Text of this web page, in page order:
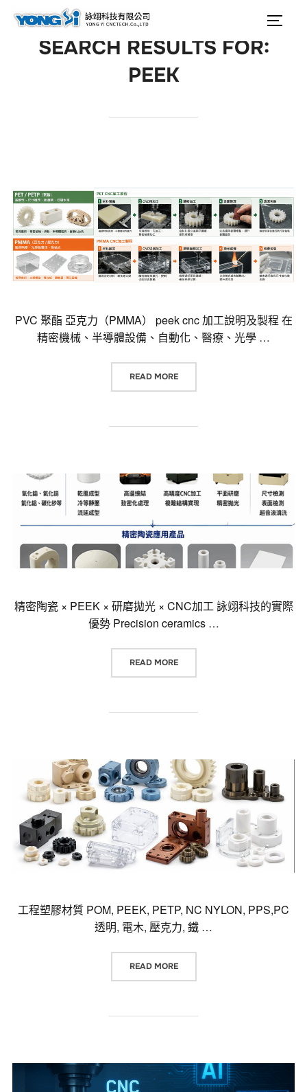
SEARCH RESULTS FOR:
PEEK
PVC 聚酯 亞克力（PMMA） peek cnc 加工說明及製程 在
精密機械、半導體設備、自動化、醫療、光學 …
READ MORE“PVC 聚酯 亞克力（PMMA）
精密陶瓷 × PEEK × 研磨拋光 × CNC加工 詠翊科技的實際
優勢 Precision ceramics …
READ MORE“精密陶瓷 × PEEK × 研磨拋光 ×
工程塑膠材質 POM, PEEK, PETP, NC NYLON, PPS,PC
透明, 電木, 壓克力, 鐵 …
READ MORE“工程塑膠材質 POM, PEEK,